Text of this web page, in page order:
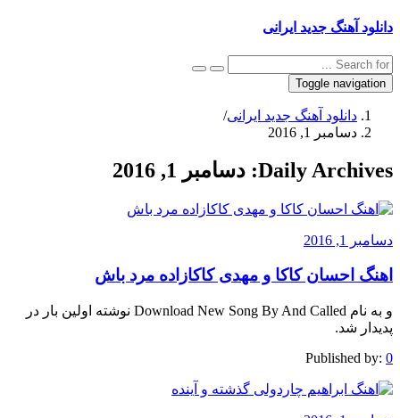
دانلود آهنگ جدید ایرانی
Toggle navigation
دانلود آهنگ جدید ایرانی/
دسامبر 1, 2016
Daily Archives: دسامبر 1, 2016
دسامبر 1, 2016
اهنگ احسان کاکا و مهدی کاکازاده مرد باش
و به نام Download New Song By And Called نوشته اولین بار در
پدیدار شد.
Published by: 0